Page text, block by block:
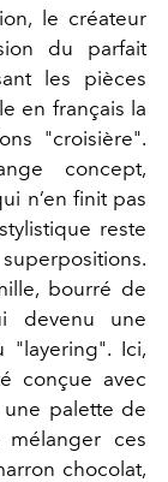
le créateur
du parfait
les pièces
en français la
"croisière".
concept,
n’en finit pas
reste
bourré de
devenu une
"layering". Ici,
conçue avec
une palette de
ces
chocolat,